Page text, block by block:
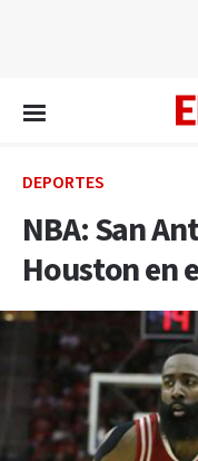
DEPORTES
NBA: San
Houston en